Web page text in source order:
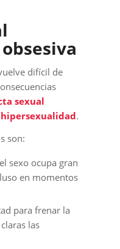
difícil de
sexual
hipersexualidad.
son:
sexo ocupa gran
en momentos
para frenar la
las